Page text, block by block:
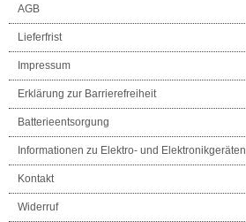
AGB
Lieferfrist
Impressum
Erklärung zur Barrierefreiheit
Batterieentsorgung
Informationen zu Elektro- und Elektronikgeräten
Kontakt
Widerruf